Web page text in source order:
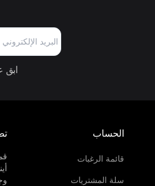
ابق
الحساب
قائمة الرغبات
سلة المشتريات